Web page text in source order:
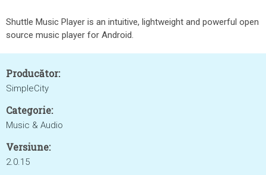
Shuttle Music Player is an intuitive, lightweight and powerful open
source music player for Android.
Producător:
SimpleCity
Categorie:
Music & Audio
Versiune:
2.0.15